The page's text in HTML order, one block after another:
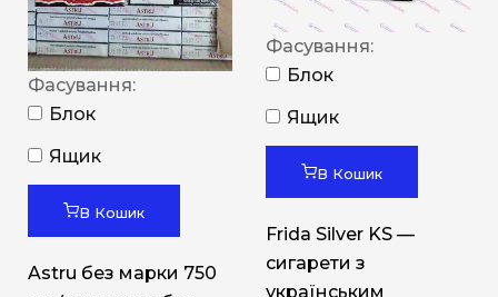
Фасування:
Блок
Ящик
В Кошик
Astru без марки 750
Фасування:
Блок
Ящик
В Кошик
Frida Silver KS —
сигарети з
українським